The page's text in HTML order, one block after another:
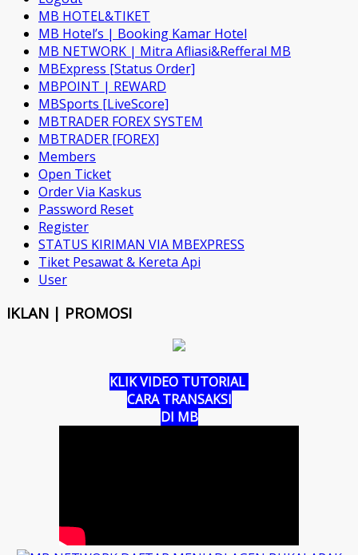
MB HOTEL&TIKET
MB Hotel’s | Booking Kamar Hotel
MB NETWORK | Mitra Afliasi&Refferal MB
MBExpress [Status Order]
MBPOINT | REWARD
MBSports [LiveScore]
MBTRADER FOREX SYSTEM
MBTRADER [FOREX]
Members
Open Ticket
Order Via Kaskus
Password Reset
Register
STATUS KIRIMAN VIA MBEXPRESS
Tiket Pesawat & Kereta Api
User
IKLAN | PROMOSI
KLIK VIDEO TUTORIAL
CARA TRANSAKSI
DI MB